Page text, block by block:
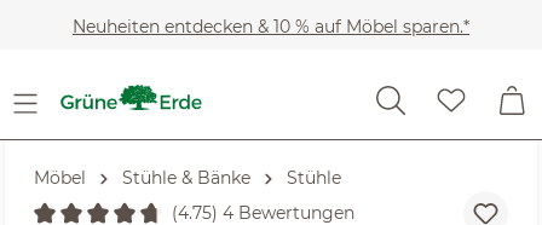
Zum Hauptinhalt springen
Neuheiten entdecken & 10 % auf Möbel sparen.*
Möbel Stühle & Bänke Stühle
(4.75) 4 Bewertungen